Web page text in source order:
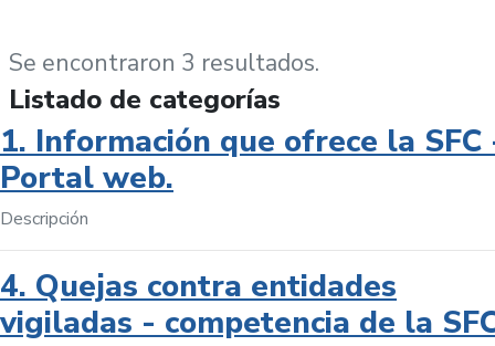
Se encontraron 3 resultados.
Listado de categorías
1. Información que ofrece la SFC
Portal web.
Descripción
4. Quejas contra entidades
vigiladas - competencia de la